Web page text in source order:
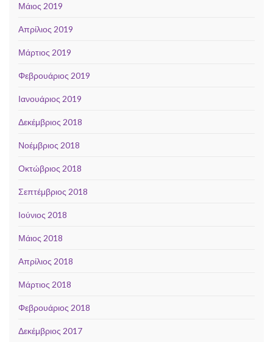
Μάιος 2019
Απρίλιος 2019
Μάρτιος 2019
Φεβρουάριος 2019
Ιανουάριος 2019
Δεκέμβριος 2018
Νοέμβριος 2018
Οκτώβριος 2018
Σεπτέμβριος 2018
Ιούνιος 2018
Μάιος 2018
Απρίλιος 2018
Μάρτιος 2018
Φεβρουάριος 2018
Δεκέμβριος 2017